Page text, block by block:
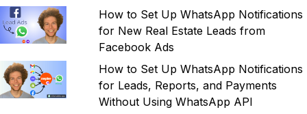
How to Set Up WhatsApp Notifications
for New Real Estate Leads from
Facebook Ads
How to Set Up WhatsApp Notifications
for Leads, Reports, and Payments
Without Using WhatsApp API